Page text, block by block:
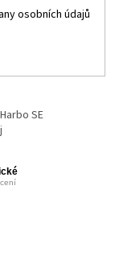
osobních údajů
Harbo SE